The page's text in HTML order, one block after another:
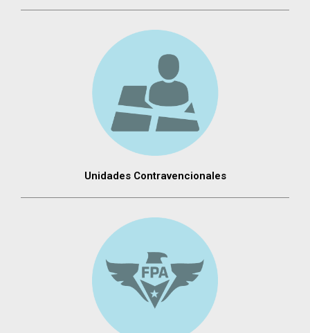
Unidades Contravencionales